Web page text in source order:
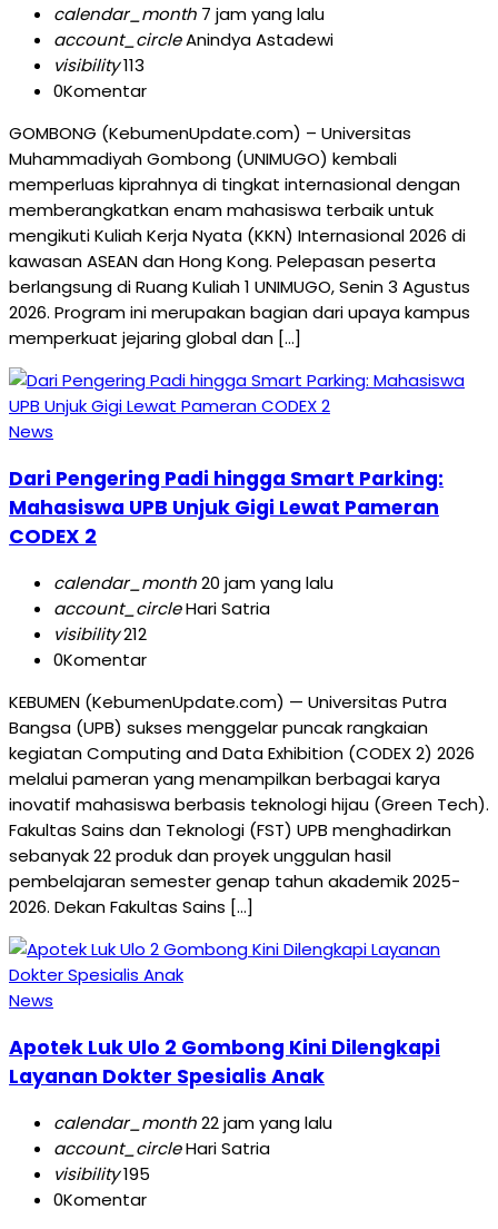
calendar_month 7 jam yang lalu
account_circleAnindya Astadewi
visibility113
0Komentar
GOMBONG (KebumenUpdate.com) – Universitas
Muhammadiyah Gombong (UNIMUGO) kembali
memperluas kiprahnya di tingkat internasional dengan
memberangkatkan enam mahasiswa terbaik untuk
mengikuti Kuliah Kerja Nyata (KKN) Internasional 2026 di
kawasan ASEAN dan Hong Kong. Pelepasan peserta
berlangsung di Ruang Kuliah 1 UNIMUGO, Senin 3 Agustus
2026. Program ini merupakan bagian dari upaya kampus
memperkuat jejaring global dan […]
News
Dari Pengering Padi hingga Smart Parking:
Mahasiswa UPB Unjuk Gigi Lewat Pameran
CODEX 2
calendar_month20 jam yang lalu
account_circleHari Satria
visibility212
0Komentar
KEBUMEN (KebumenUpdate.com) — Universitas Putra
Bangsa (UPB) sukses menggelar puncak rangkaian
kegiatan Computing and Data Exhibition (CODEX 2) 2026
melalui pameran yang menampilkan berbagai karya
inovatif mahasiswa berbasis teknologi hijau (Green Tech).
Fakultas Sains dan Teknologi (FST) UPB menghadirkan
sebanyak 22 produk dan proyek unggulan hasil
pembelajaran semester genap tahun akademik 2025-
2026. Dekan Fakultas Sains […]
News
Apotek Luk Ulo 2 Gombong Kini Dilengkapi
Layanan Dokter Spesialis Anak
calendar_month22 jam yang lalu
account_circleHari Satria
visibility195
0Komentar